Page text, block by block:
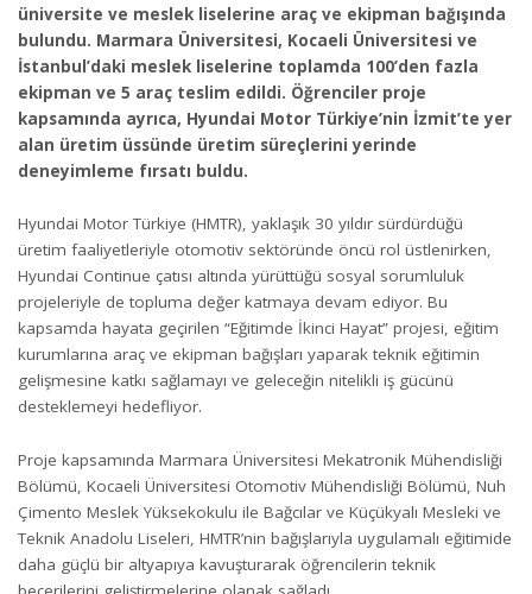
üniversite ve meslek liselerine araç ve ekipman bağışında
bulundu. Marmara Üniversitesi, Kocaeli Üniversitesi ve
İstanbul’daki meslek liselerine toplamda 100’den fazla
ekipman ve 5 araç teslim edildi. Öğrenciler proje
kapsamında ayrıca, Hyundai Motor Türkiye’nin İzmit’te yer
alan üretim üssünde üretim süreçlerini yerinde
deneyimleme fırsatı buldu.
Hyundai Motor Türkiye (HMTR), yaklaşık 30 yıldır sürdürdüğü
üretim faaliyetleriyle otomotiv sektöründe öncü rol üstlenirken,
Hyundai Continue çatısı altında yürüttüğü sosyal sorumluluk
projeleriyle de topluma değer katmaya devam ediyor. Bu
kapsamda hayata geçirilen “Eğitimde İkinci Hayat” projesi, eğitim
kurumlarına araç ve ekipman bağışları yaparak teknik eğitimin
gelişmesine katkı sağlamayı ve geleceğin nitelikli iş gücünü
desteklemeyi hedefliyor.
Proje kapsamında Marmara Üniversitesi Mekatronik Mühendisliği
Bölümü, Kocaeli Üniversitesi Otomotiv Mühendisliği Bölümü, Nuh
Çimento Meslek Yüksekokulu ile Bağcılar ve Küçükyalı Mesleki ve
Teknik Anadolu Liseleri, HMTR’nin bağışlarıyla uygulamalı eğitimide
daha güçlü bir altyapıya kavuşturarak öğrencilerin teknik